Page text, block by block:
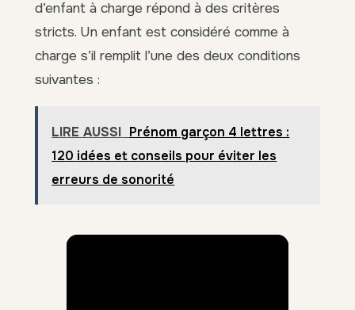
d’enfant à charge répond à des critères
stricts. Un enfant est considéré comme à
charge s’il remplit l’une des deux conditions
suivantes :
LIRE AUSSI Prénom garçon 4 lettres :
120 idées et conseils pour éviter les
erreurs de sonorité